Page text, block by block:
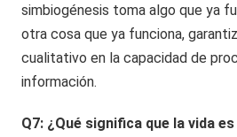
simbiogénesis toma algo que ya
otra cosa que ya funciona,
cualitativo en la capacidad de
información.
Q7: ¿Qué significa que la vida